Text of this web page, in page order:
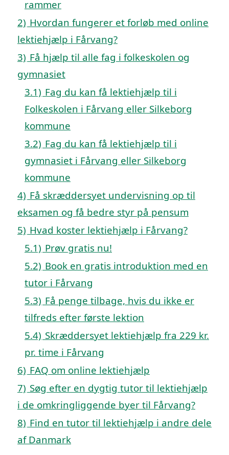
rammer
2) Hvordan fungerer et forløb med online
lektiehjælp i Fårvang?
3) Få hjælp til alle fag i folkeskolen og
gymnasiet
3.1) Fag du kan få lektiehjælp til i
Folkeskolen i Fårvang eller Silkeborg
kommune
3.2) Fag du kan få lektiehjælp til i
gymnasiet i Fårvang eller Silkeborg
kommune
4) Få skræddersyet undervisning op til
eksamen og få bedre styr på pensum
5) Hvad koster lektiehjælp i Fårvang?
5.1) Prøv gratis nu!
5.2) Book en gratis introduktion med en
tutor i Fårvang
5.3) Få penge tilbage, hvis du ikke er
tilfreds efter første lektion
5.4) Skræddersyet lektiehjælp fra 229 kr.
pr. time i Fårvang
6) FAQ om online lektiehjælp
7) Søg efter en dygtig tutor til lektiehjælp
i de omkringliggende byer til Fårvang?
8) Find en tutor til lektiehjælp i andre dele
af Danmark